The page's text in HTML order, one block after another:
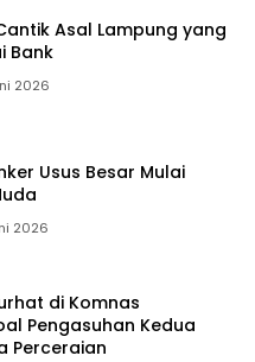
Asal Lampung yang
Bank
2026
Usus Besar Mulai
2026
di Komnas
Pengasuhan Kedua
Perceraian